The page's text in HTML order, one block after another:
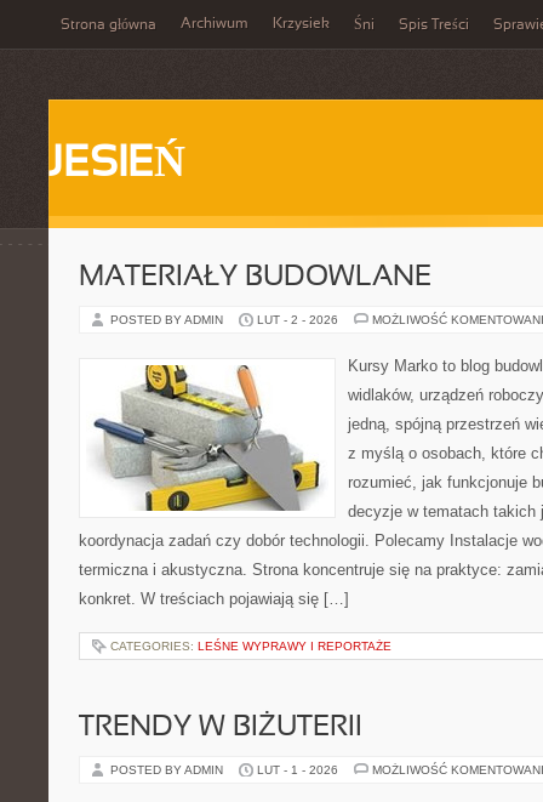
Strona główna Archiwum Krzysiek Śni Spis Treści
JESIEŃ
MATERIAŁY BUDOWLANE
POSTED BY ADMIN LUT - 2 - 2026 MOŻLIWOŚĆ
Kursy Marko to blog
widlaków, urządzeń
jedną, spójną przestrzeń
z myślą o osobach, które
rozumieć, jak funkcjonuje
decyzje w tematach
koordynacja zadań czy dobór technologii. Polecamy Instalacje
termiczna i akustyczna. Strona koncentruje się na praktyce:
konkret. W treściach pojawiają się […]
CATEGORIES: LEŚNE WYPRAWY I REPORTAŻE
TRENDY W BIŻUTERII
POSTED BY ADMIN LUT - 1 - 2026 MOŻLIWOŚĆ